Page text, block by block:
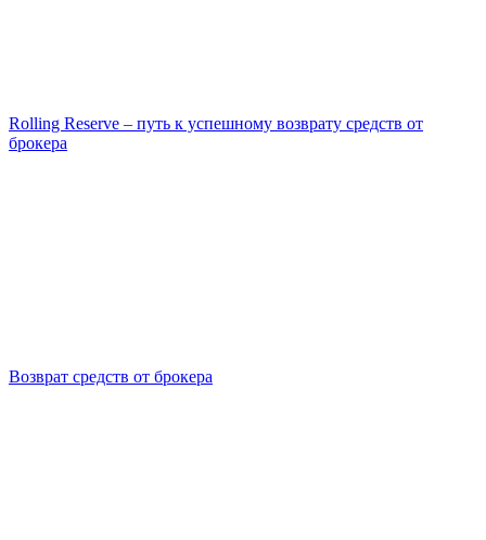
Rolling Reserve – путь к успешному возврату средств от
брокера
Возврат средств от брокера